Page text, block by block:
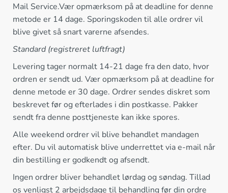
Mail Service.Vær opmærksom på at deadline for denne
metode er 14 dage. Sporingskoden til alle ordrer vil
blive givet så snart varerne afsendes.
Standard (registreret luftfragt)
Levering tager normalt 14-21 dage fra den dato, hvor
ordren er sendt ud. Vær opmærksom på at deadline for
denne metode er 30 dage. Ordrer sendes diskret som
beskrevet før og efterlades i din postkasse. Pakker
sendt fra denne posttjeneste kan ikke spores.
Alle weekend ordrer vil blive behandlet mandagen
efter. Du vil automatisk blive underrettet via e-mail når
din bestilling er godkendt og afsendt.
Ingen ordrer bliver behandlet lørdag og søndag. Tillad
os venligst 2 arbejdsdage til behandling før din ordre